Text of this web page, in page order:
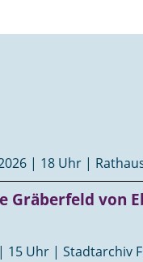
| 18 Uhr |
Gräberfeld von
15 Uhr | Stadtarchiv